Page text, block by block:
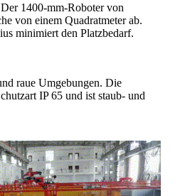
1400-mm-Roboter von
von einem Quadratmeter ab.
minimiert den Platzbedarf.
raue Umgebungen. Die
IP 65 und ist staub- und